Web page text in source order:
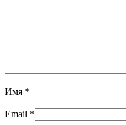
Имя *
Email *